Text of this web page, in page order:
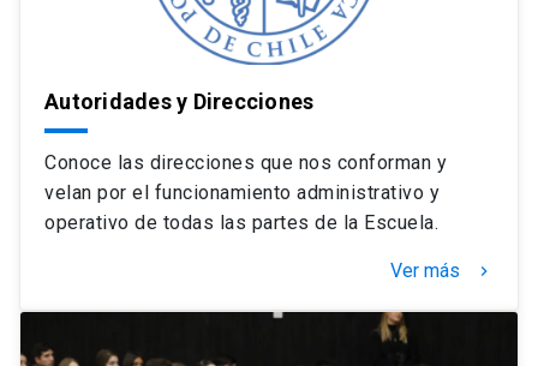
Autoridades y Direcciones
Conoce las direcciones que nos conforman y
velan por el funcionamiento administrativo y
operativo de todas las partes de la Escuela.
Ver más keyboard_arrow_right